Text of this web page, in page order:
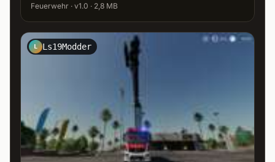
Feuerwehr · v1.0 · 2,8 MB
L Ls19Modder